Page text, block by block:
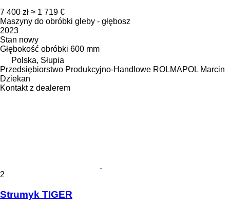
7 400 zł ≈ 1 719 €
Maszyny do obróbki gleby - głębosz
2023
Stan nowy
Głębokość obróbki 600 mm
Polska, Słupia
Przedsiębiorstwo Produkcyjno-Handlowe ROLMAPOL Marcin
Dziekan
Kontakt z dealerem
2
Strumyk TIGER